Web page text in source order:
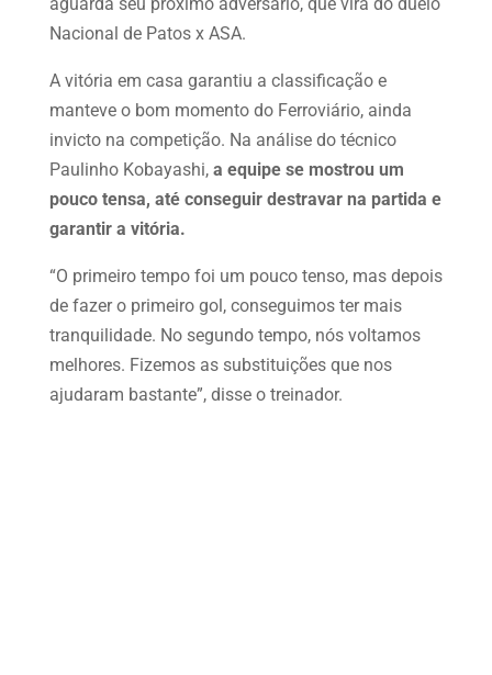
Nacional de Patos x ASA.
A vitória em casa garantiu a classificação e
manteve o bom momento do Ferroviário, ainda
invicto na competição. Na análise do técnico
Paulinho Kobayashi, a equipe se mostrou um
pouco tensa, até conseguir destravar na partida e
garantir a vitória.
“O primeiro tempo foi um pouco tenso, mas depois
de fazer o primeiro gol, conseguimos ter mais
tranquilidade. No segundo tempo, nós voltamos
melhores. Fizemos as substituições que nos
ajudaram bastante”, disse o treinador.